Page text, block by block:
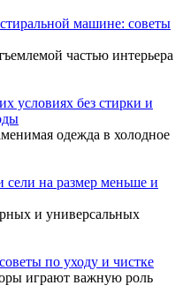
машине: советы
частью интерьера
условиях без стирки и
одежда в холодное
на размер меньше и
и универсальных
по уходу и чистке
играют важную роль